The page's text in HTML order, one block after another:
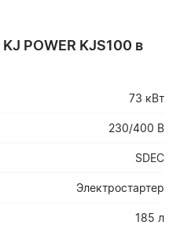
POWER KJS100 в
73 кВт
230/400 В
SDEC
Электростартер
185 л